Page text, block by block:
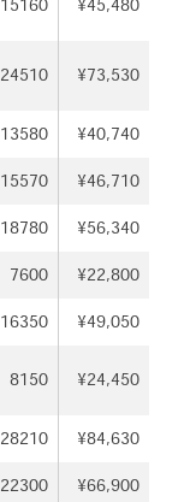
15160 ¥45,480
24510 ¥73,530
13580 ¥40,740
15570 ¥46,710
18780 ¥56,340
7600 ¥22,800
16350 ¥49,050
8150 ¥24,450
28210 ¥84,630
22300 ¥66,900